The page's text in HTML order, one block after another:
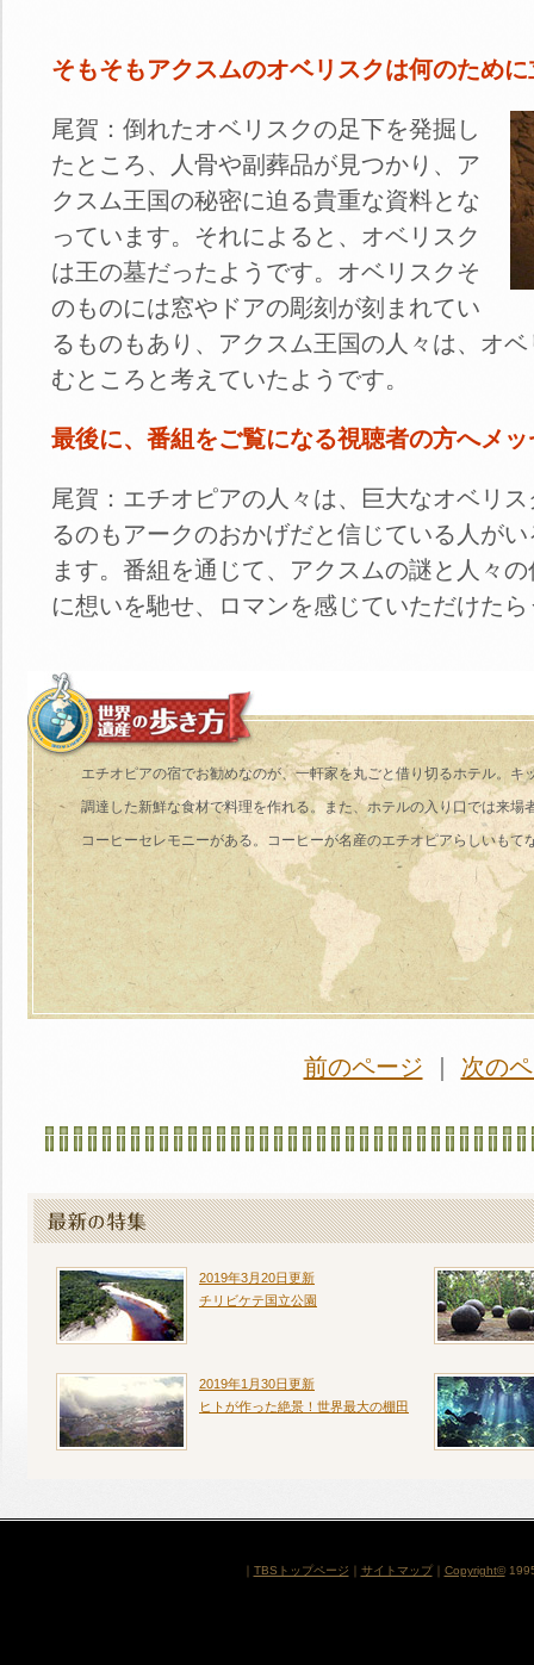
そもそもアクスムのオベリスクは何のため
尾賀：倒れたオベリスクの足下を発掘し
たところ、人骨や副葬品が見つかり、ア
クスム王国の秘密に迫る貴重な資料とな
っています。それによると、オベリスク
は王の墓だったようです。オベリスクそ
のものには窓やドアの彫刻が刻まれてい
るものもあり、アクスム王国の人々は、オ
むところと考えていたようです。
最後に、番組をご覧になる視聴者の方へメ
尾賀：エチオピアの人々は、巨大なオベリ
るのもアークのおかげだと信じている人が
ます。番組を通じて、アクスムの謎と人々
に想いを馳せ、ロマンを感じていただけた
エチオピアの宿でお勧めなのが、一軒家を丸ごと借り切るホテル。キ
調達した新鮮な食材で料理を作れる。また、ホテルの入り口では来場
コーヒーセレモニーがある。コーヒーが名産のエチオピアらしいもて
前のページ ｜ 次の
2019年3月20日更新
チリビケテ国立公園
2019年1月30日更新
ヒトが作った絶景！世界最大の棚田
TBSトップページ サイトマップ｜ Copyright©